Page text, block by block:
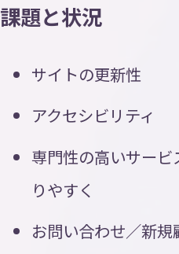
課題と状況
サイトの更新性
アクセシビリティ
専門性の高いサー
りやすく
お問い合わせ／新